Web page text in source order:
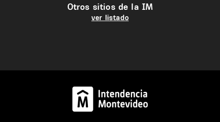
Otros sitios de la IM
ver listado